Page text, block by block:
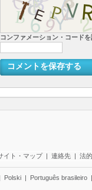
コンファメーション・コード
コメントを保存する
イト・マップ | 連絡先 | 法
Polski | Português brasileiro